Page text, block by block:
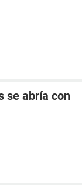
se abría con